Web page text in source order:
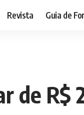
Revista Guia de
de R$